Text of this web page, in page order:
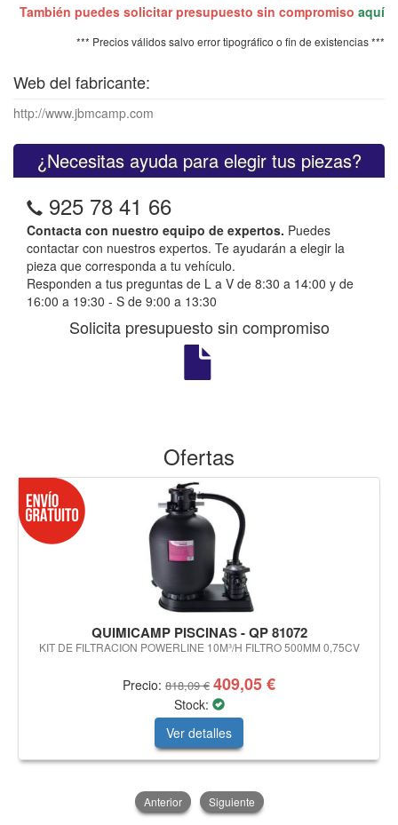
También puedes solicitar presupuesto sin compromiso aquí
*** Precios válidos salvo error tipográfico o fin de existencias ***
Web del fabricante:
http://www.jbmcamp.com
¿Necesitas ayuda para elegir tus piezas?
925 78 41 66
Contacta con nuestro equipo de expertos. Puedes
contactar con nuestros expertos. Te ayudarán a elegir la
pieza que corresponda a tu vehículo.
Responden a tus preguntas de L a V de 8:30 a 14:00 y de
16:00 a 19:30 - S de 9:00 a 13:30
Solicita presupuesto sin compromiso
Ofertas
QUIMICAMP PISCINAS - QP 81072
KIT DE FILTRACION POWERLINE 10M³/H FILTRO 500MM 0,75CV
Precio: 818,09 € 409,05 €
Stock:
Ver detalles
Anterior Siguiente